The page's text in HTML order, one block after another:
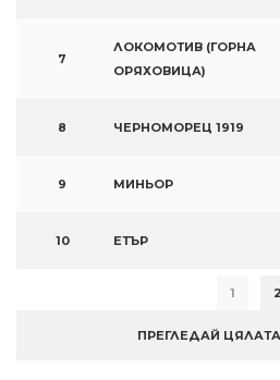
7
ЛОКОМОТИВ (ГОРНА
ОРЯХОВИЦА)
8 ЧЕРНОМОРЕЦ 1919
9 МИНЬОР
10 ЕТЪР
1 2
ПРЕГЛЕДАЙ